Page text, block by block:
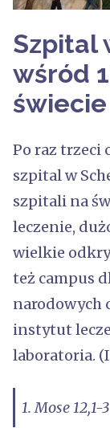
Szpital
wśród
świecie
Po raz trzeci
szpital w
szpitali na
leczenie,
wielkie
też campus
narodowych
instytut
laboratoria.
1. Mose 12,1-3